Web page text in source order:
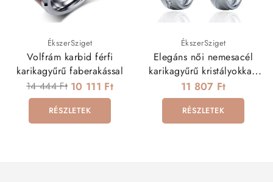
ÉkszerSziget
Volfrám karbid férfi
karikagyűrű faberakással
14 444 Ft 10 111 Ft
RÉSZLETEK
ÉkszerSziget
Elegáns női nemesacél
karikagyűrű kristályokkal,
dupla hullám mintával
11 807 Ft
RÉSZLETEK